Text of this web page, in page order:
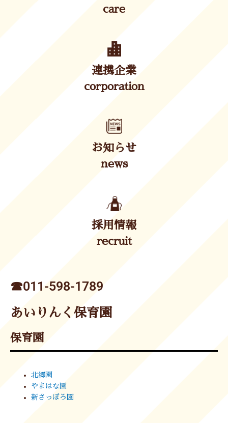
care
連携企業
corporation
お知らせ
news
採用情報
recruit
☎︎011-598-1789
あいりんく保育園
保育園
北郷園
やまはな園
新さっぽろ園